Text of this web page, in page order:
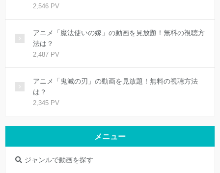
2,546 PV
アニメ「魔法使いの嫁」の動画を見放題！無料の視聴方
法は？
2,487 PV
アニメ「鬼滅の刃」の動画を見放題！無料の視聴方法
は？
2,345 PV
メニュー
ジャンルで動画を探す